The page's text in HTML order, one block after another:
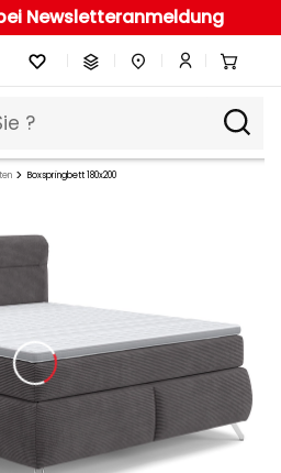
Newsletteranmeldung
Boxspringbett 180x200